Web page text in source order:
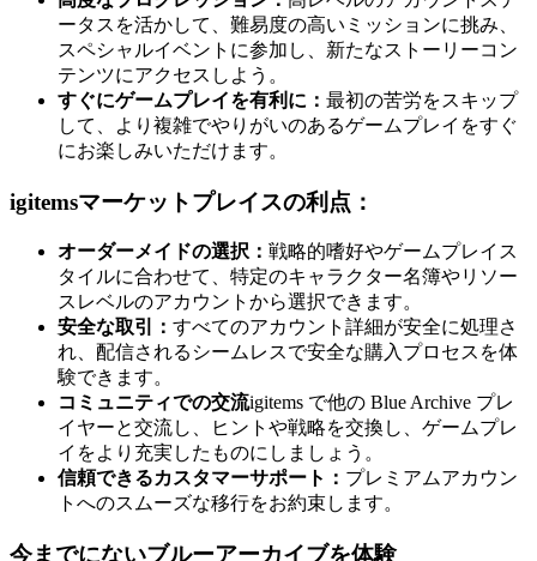
ータスを活かして、難易度の高いミッションに挑み、
スペシャルイベントに参加し、新たなストーリーコン
テンツにアクセスしよう。
すぐにゲームプレイを有利に： 最初の苦労をスキップ
して、より複雑でやりがいのあるゲームプレイをすぐ
にお楽しみいただけます。
igitemsマーケットプレイスの利点：
オーダーメイドの選択： 戦略的嗜好やゲームプレイス
タイルに合わせて、特定のキャラクター名簿やリソー
スレベルのアカウントから選択できます。
安全な取引： すべてのアカウント詳細が安全に処理さ
れ、配信されるシームレスで安全な購入プロセスを体
験できます。
コミュニティでの交流igitems で他の Blue Archive プレ
イヤーと交流し、ヒントや戦略を交換し、ゲームプレ
イをより充実したものにしましょう。
信頼できるカスタマーサポート： プレミアムアカウン
トへのスムーズな移行をお約束します。
今までにないブルーアーカイブを体験